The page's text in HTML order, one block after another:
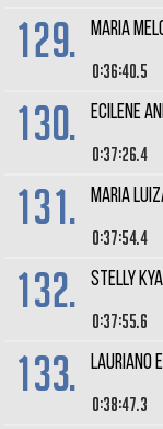
129. MARIA
0:36:40.5
130. ECILENE
0:37:26.4
131. MARIA
0:37:54.4
132. STELLY
0:37:55.6
133. LAURIANO
0:38:47.3